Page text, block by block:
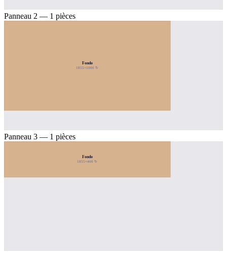
Panneau 2 — 1 pièces
Fondo
1855×1000 ↻
Panneau 3 — 1 pièces
Fondo
1855×400 ↻